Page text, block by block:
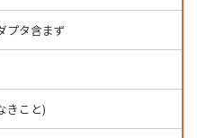
プタ含まず
きこと)